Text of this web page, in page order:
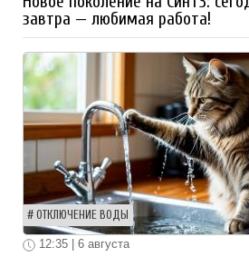
завтра — любимая работа!
ОТКЛЮЧЕНИЕ ВОДЫ
12:35 | 6 августа